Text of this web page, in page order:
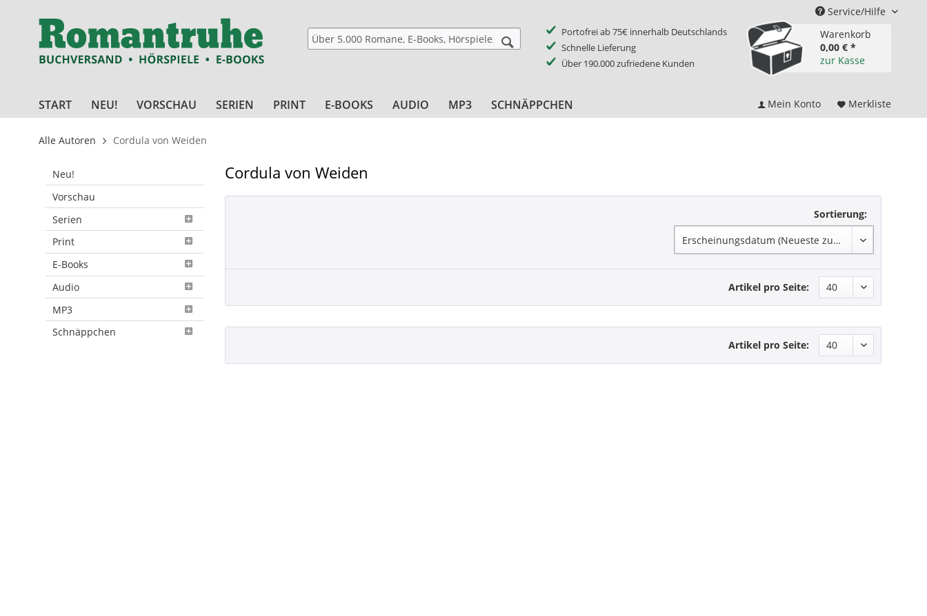
Service/Hilfe
Portofrei ab 75€ innerhalb Deutschlands
Schnelle Lieferung
Über 190.000 zufriedene Kunden
Warenkorb
0,00 € *
zur Kasse
START NEU! VORSCHAU SERIEN PRINT E-BOOKS AUDIO MP3 SCHNÄPPCHEN Mein Konto Merkliste
Alle Autoren Cordula von Weiden
Neu!
Vorschau
Serien
Print
E-Books
Audio
MP3
Schnäppchen
Cordula von Weiden
Sortierung:
Artikel pro Seite:
Artikel pro Seite: